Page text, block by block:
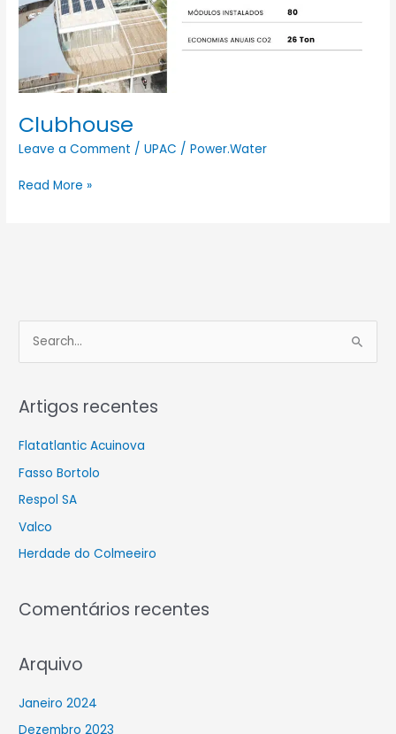
Clubhouse
Leave a Comment /UPAC /Power.Water
Read More »
e
r
c
r
:
Artigos recentes
Flatatlantic Acuinova
Fasso Bortolo
Respol SA
Valco
Herdade do Colmeeiro
Comentários recentes
Arquivo
Janeiro 2024
Dezembro 2023